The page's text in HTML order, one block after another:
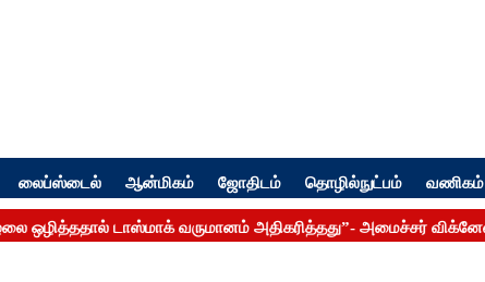
லைப்ஸ்டைல் ஆன்மிகம் ஜோதிடம் தொழில்நுட்பம் வணிகம்